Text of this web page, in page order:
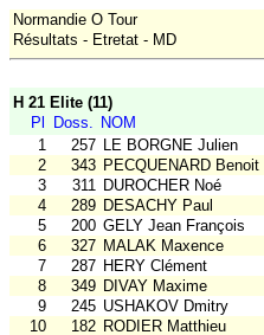
Normandie O Tour
Résultats - Etretat - MD
H 21 Elite (11)
Pl
Doss. NOM
1
257 LE BORGNE Julien
2
343 PECQUENARD Benoit
3
311 DUROCHER Noé
4
289 DESACHY Paul
5
200 GELY Jean François
6
327 MALAK Maxence
7
287 HERY Clément
8
349 DIVAY Maxime
9
245 USHAKOV Dmitry
10
182 RODIER Matthieu